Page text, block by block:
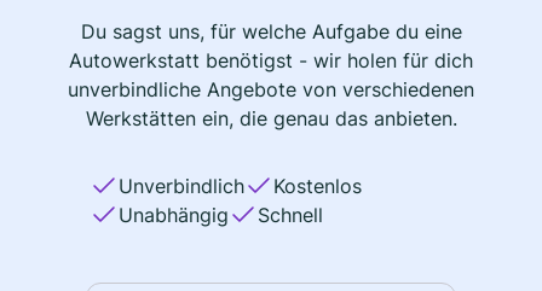
Du sagst uns, für welche Aufgabe du eine
Autowerkstatt benötigst - wir holen für dich
unverbindliche Angebote von verschiedenen
Werkstätten ein, die genau das anbieten.
Unverbindlich
Kostenlos
Unabhängig
Schnell